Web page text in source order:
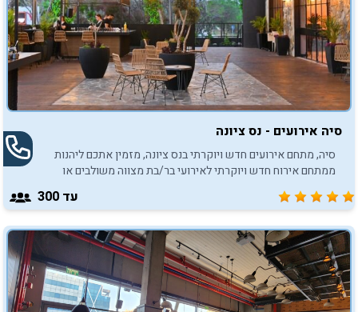
סיה אירועים - נס ציונה
סיה, מתחם אירועים חדש ויוקרתי בנס ציונה, מזמין אתכם ליהנות
ממתחם אירוח חדש ויוקרתי לאירועי בר/בת מצווה משולבים או
נפרדים לבני המשפחה והחברים.
עד 300